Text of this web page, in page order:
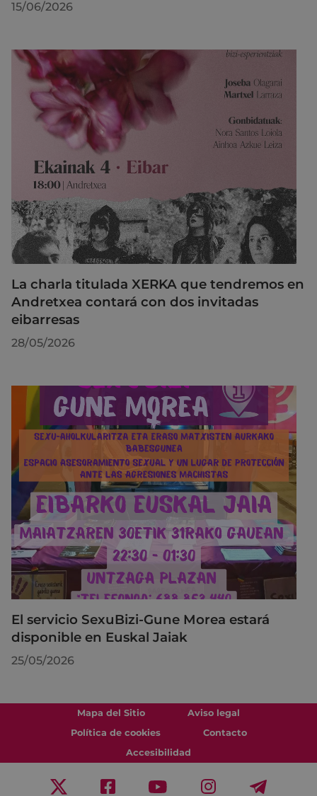
15/06/2026
La charla titulada XERKA que tendremos en
Andretxea contará con dos invitadas
eibarresas
28/05/2026
El servicio SexuBizi-Gune Morea estará
disponible en Euskal Jaiak
25/05/2026
Mapa del Sitio
Aviso legal
Política de cookies
Contacto
Accesibilidad